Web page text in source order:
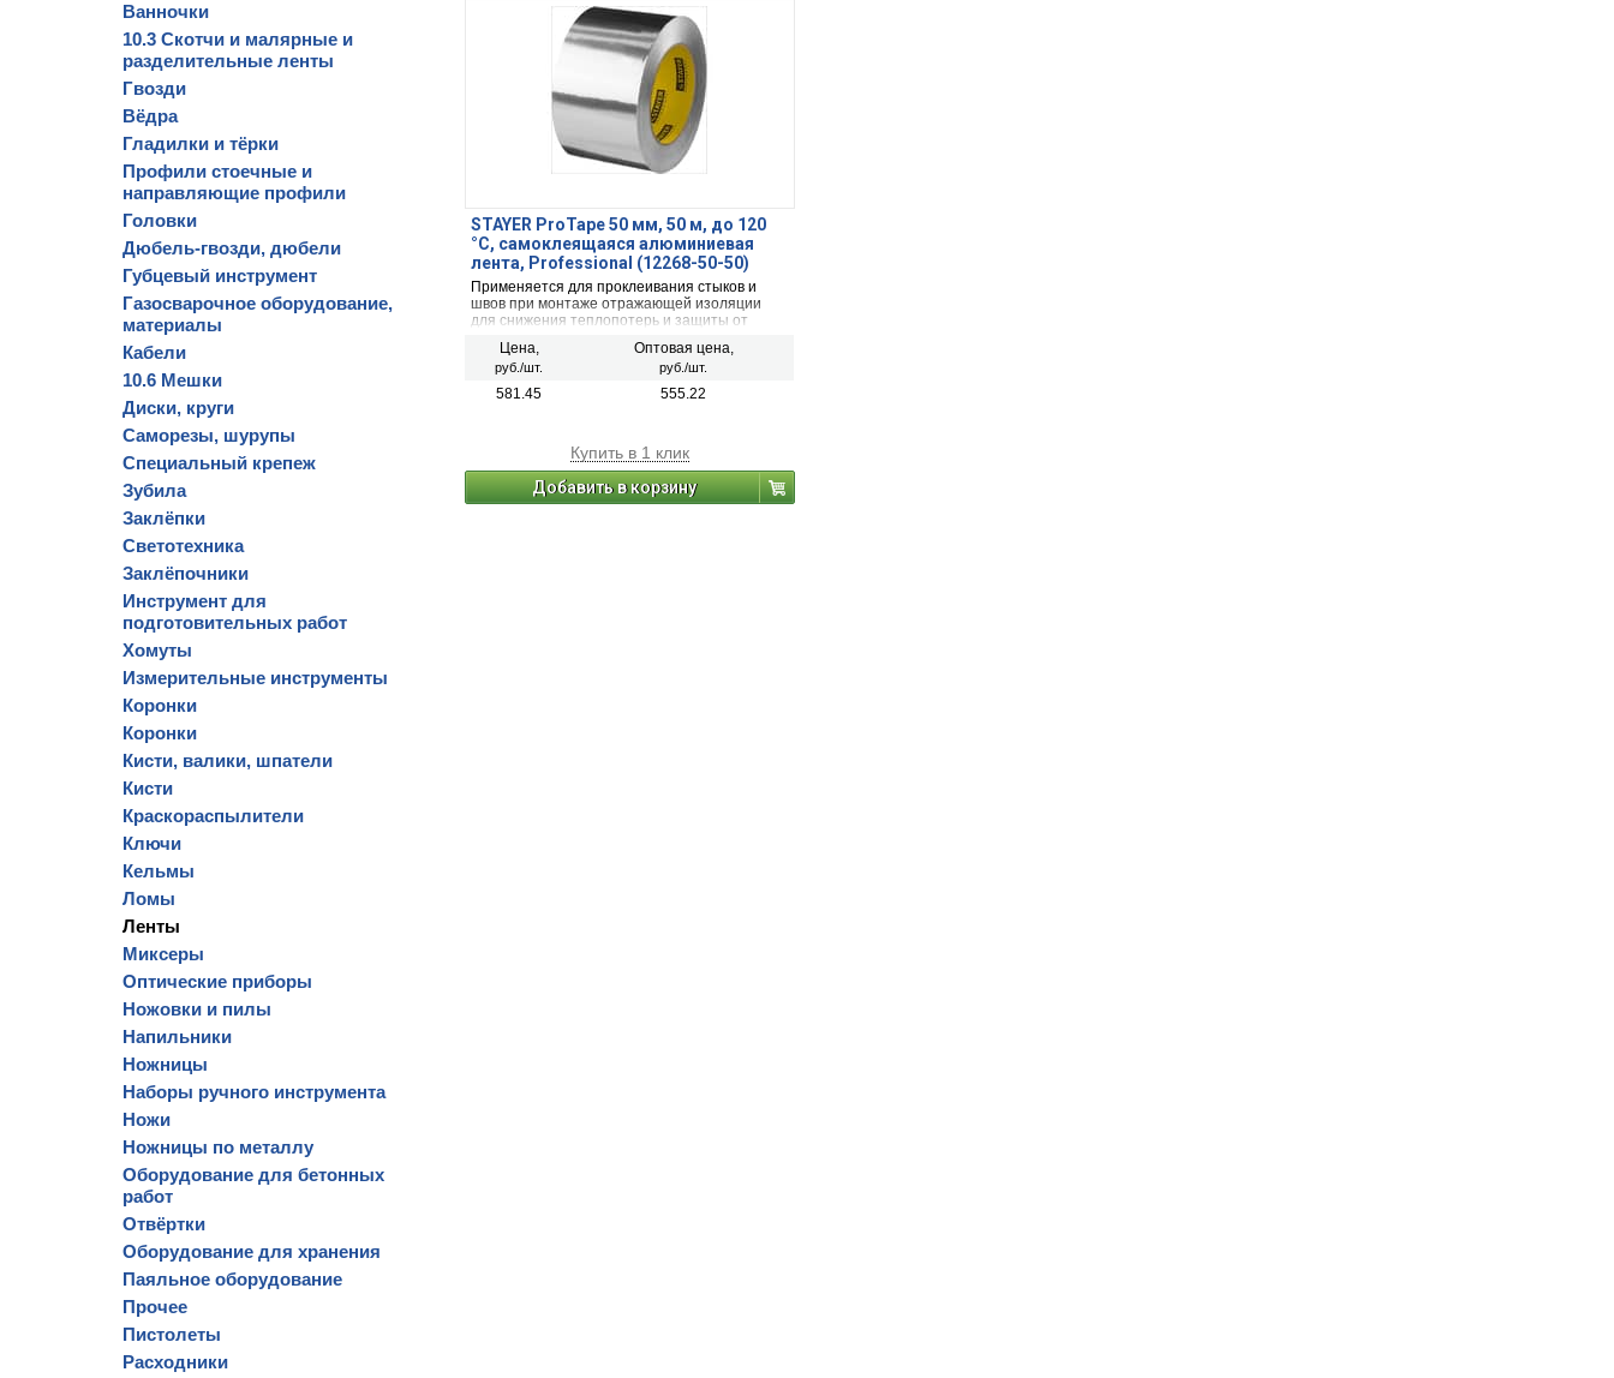
Ванночки
10.3 Скотчи и малярные и
разделительные ленты
Гвозди
Вёдра
Гладилки и тёрки
Профили стоечные и
направляющие профили
Головки
Дюбель-гвозди, дюбели
Губцевый инструмент
Газосварочное оборудование,
материалы
Кабели
10.6 Мешки
Диски, круги
Саморезы, шурупы
Специальный крепеж
Зубила
Заклёпки
Светотехника
Заклёпочники
Инструмент для
подготовительных работ
Хомуты
Измерительные инструменты
Коронки
Коронки
Кисти, валики, шпатели
Кисти
Краскораспылители
Ключи
Кельмы
Ломы
Ленты
Миксеры
Оптические приборы
Ножовки и пилы
Напильники
Ножницы
Наборы ручного инструмента
Ножи
Ножницы по металлу
Оборудование для бетонных
работ
Отвёртки
Оборудование для хранения
Паяльное оборудование
Прочее
Пистолеты
Расходники
STAYER ProTape 50 мм, 50 м, до 120
°С, самоклеящаяся алюминиевая
лента, Professional (12268-50-50)
Применяется для проклеивания стыков и
швов при монтаже отражающей изоляции
для снижения теплопотерь и защиты от
Цена,
руб./шт.
Оптовая цена,
руб./шт.
581.45 555.22
Купить в 1 клик
Добавить в корзину